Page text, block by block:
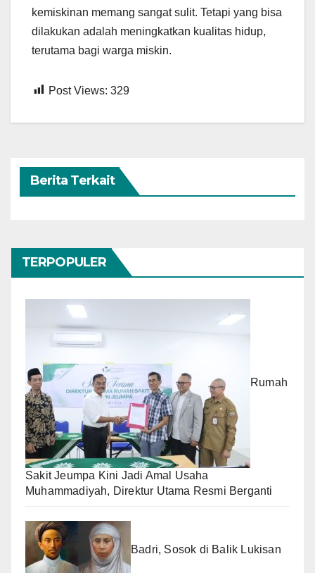
kemiskinan memang sangat sulit. Tetapi yang bisa
dilakukan adalah meningkatkan kualitas hidup,
terutama bagi warga miskin.
Post Views: 329
Berita Terkait
TERPOPULER
Rumah
Sakit Jeumpa Kini Jadi Amal Usaha
Muhammadiyah, Direktur Utama Resmi Berganti
Badri, Sosok di Balik Lukisan